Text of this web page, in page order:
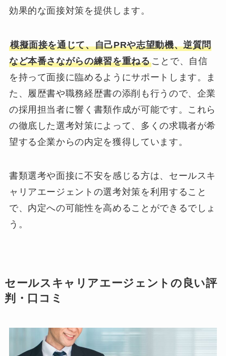
効果的な面接対策を提供します。
模擬面接を通じて、自己PRや志望動機、逆質問
など本番さながらの練習を重ねることで、自信
を持って面接に臨めるようにサポートします。ま
た、履歴書や職務経歴書の添削も行うので、企業
の採用担当者に響く書類作成が可能です。これら
の徹底した選考対策によって、多くの求職者が希
望する企業からの内定を獲得しています。
書類選考や面接に不安を感じる方は、セールスキ
ャリアエージェントの選考対策を利用すること
で、内定への可能性を高めることができるでしょ
う。
セールスキャリアエージェントの良い評
判・口コミ